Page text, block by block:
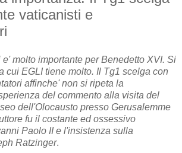
vaticanisti e
molto importante per Benedetto XVI. Si
cui EGLI tiene molto. Il Tg1 scelga con
affinche' non si ripeta la
del commento alla visita del
dell'Olocausto presso Gerusalemme
fu il costante ed ossessivo
Paolo II e l'insistenza sulla
Ratzinger.